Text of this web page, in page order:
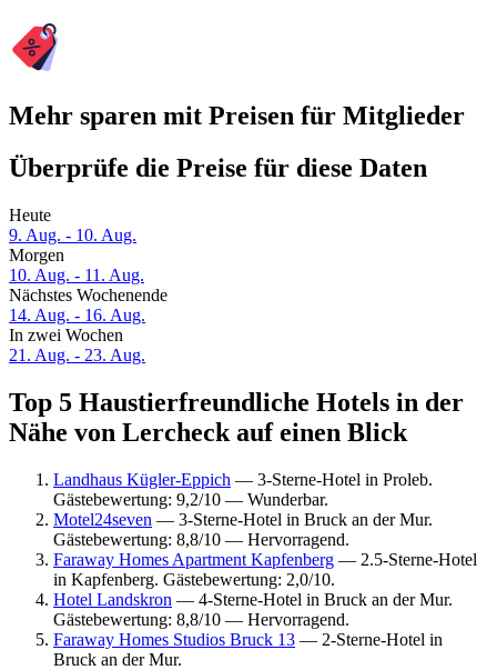
Mehr sparen mit Preisen für Mitglieder
Überprüfe die Preise für diese Daten
Heute
9. Aug. - 10. Aug.
Morgen
10. Aug. - 11. Aug.
Nächstes Wochenende
14. Aug. - 16. Aug.
In zwei Wochen
21. Aug. - 23. Aug.
Top 5 Haustierfreundliche Hotels in der
Nähe von Lercheck auf einen Blick
Landhaus Kügler-Eppich — 3-Sterne-Hotel in Proleb.
Gästebewertung: 9,2/10 — Wunderbar.
Motel24seven — 3-Sterne-Hotel in Bruck an der Mur.
Gästebewertung: 8,8/10 — Hervorragend.
Faraway Homes Apartment Kapfenberg — 2.5-Sterne-Hotel
in Kapfenberg. Gästebewertung: 2,0/10.
Hotel Landskron — 4-Sterne-Hotel in Bruck an der Mur.
Gästebewertung: 8,8/10 — Hervorragend.
Faraway Homes Studios Bruck 13 — 2-Sterne-Hotel in
Bruck an der Mur.